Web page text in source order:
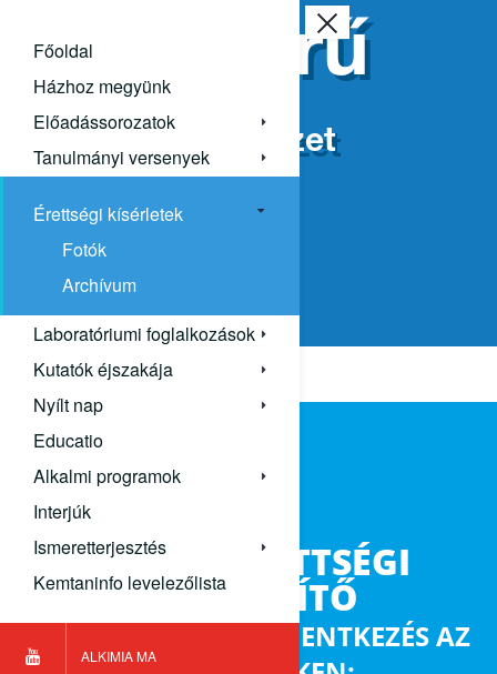
Főoldal
Házhoz megyünk
Előadássorozatok
Tanulmányi versenyek
Érettségi kísérletek
Fotók
Archívum
Laboratóriumi foglalkozások
Kutatók éjszakája
Nyílt nap
Educatio
Alkalmi programok
Interjúk
Ismeretterjesztés
Kemtaninfo levelezőlista
ALKIMIA MA
Népszerű
kémia
ELTE Kémiai Intézet
KÉMIAI ÉRETTSÉGI
ELŐKÉSZÍTŐ
INFORMÁCIÓK ÉS JELENTKEZÉS AZ